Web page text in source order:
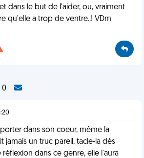
dans le but de l'aider, ou, vraiment
qu'elle a trop de ventre..! VDm
0
dans son coeur, même la
jamais un truc pareil, tacle-la dès
dans ce genre, elle l'aura